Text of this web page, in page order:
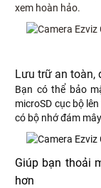
xem hoàn hảo.
Lưu trữ an toàn,
Bạn có thể bảo
microSD cục bộ
có bộ nhớ đám
Giúp bạn thoải
hơn